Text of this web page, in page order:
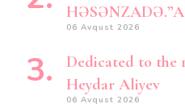
06 Avqust 2026
Dedicated to the
Heydar Aliyev
06 Avqust 2026